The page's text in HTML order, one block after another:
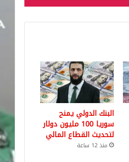
البنك الدولي يمنح
سوريا 100 مليون دولار
لتحديث القطاع المالي
منذ 12 ساعة